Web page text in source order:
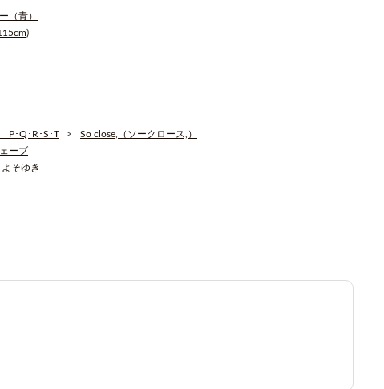
（青）
P･Q･R･S･T
So close,（ソークロース,）
ーブ
そゆき